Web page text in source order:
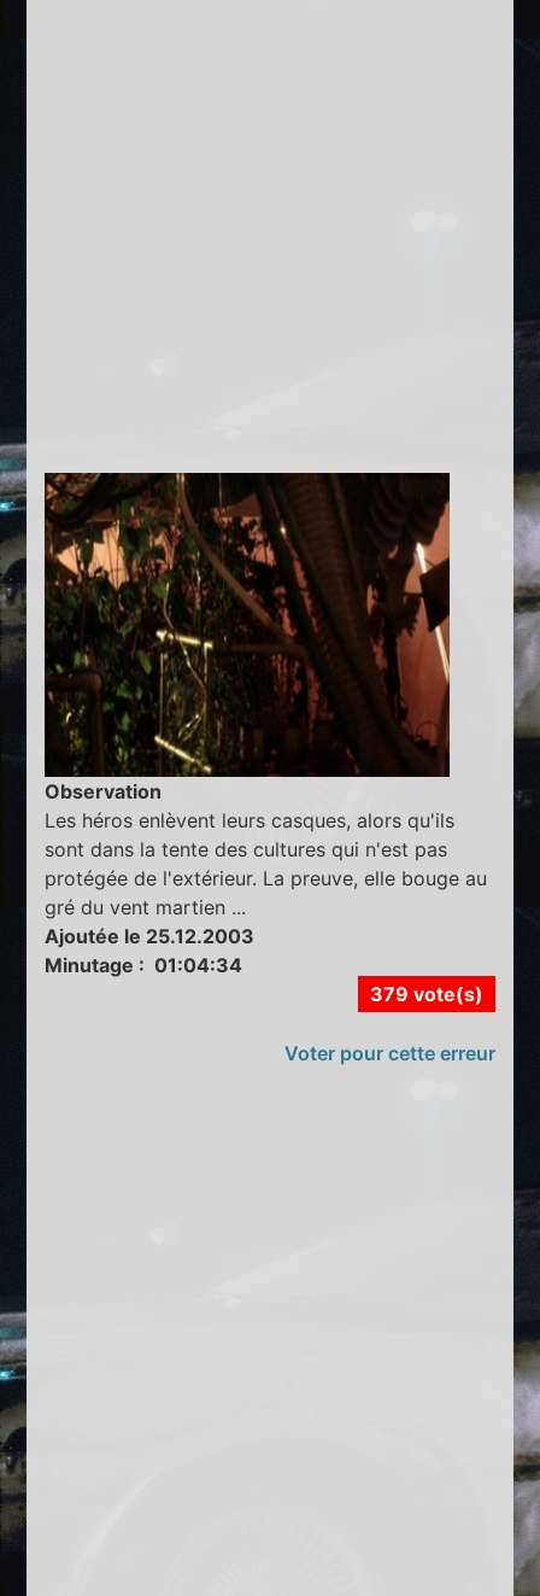
Observation
Les héros enlèvent leurs casques, alors qu'ils
sont dans la tente des cultures qui n'est pas
protégée de l'extérieur. La preuve, elle bouge au
gré du vent martien ...
Ajoutée le 25.12.2003
Minutage : 01:04:34
379 vote(s)
Voter pour cette erreur